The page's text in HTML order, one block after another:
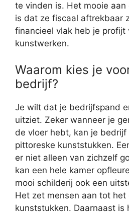
te vinden is. Het mooie aan
is dat ze fiscaal aftrekbaar
financieel vlak heb je profijt
kunstwerken.
Waarom kies je
bedrijf?
Je wilt dat je bedrijfspand
uitziet. Zeker wanneer je
de vloer hebt, kan je
pittoreske kunststukken.
er niet alleen van zichzelf
kan een hele kamer
mooi schilderij ook een
Het zet mensen aan tot
kunststukken. Daarnaast is